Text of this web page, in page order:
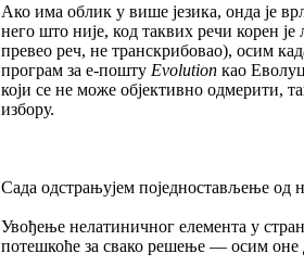
Ако има облик у више језика, онда је
него што није, код таквих речи корен
превео реч, не транскрибовао), осим
програм за е-пошту Evolution као
који се не може објективно одмерити,
избору.
Сада одстрањујем поједностављење од
Увођење нелатиничног елемента у
потешкоће за свако решење — осим оне